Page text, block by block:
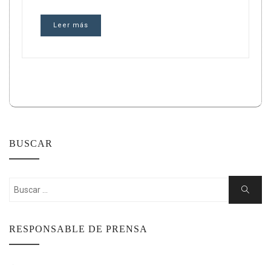
Leer más
BUSCAR
Buscar:
Buscar
RESPONSABLE DE PRENSA